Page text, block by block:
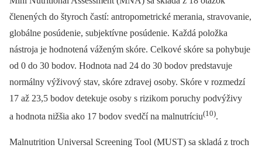
členených do štyroch častí: antropometrické merania, stravovanie,
globálne posúdenie, subjektívne posúdenie. Každá položka
nástroja je hodnotená váženým skóre. Celkové skóre sa pohybuje
od 0 do 30 bodov. Hodnota nad 24 do 30 bodov predstavuje
normálny výživový stav, skóre zdravej osoby. Skóre v rozmedzí
17 až 23,5 bodov detekuje osoby s rizikom poruchy podvýživy
a hodnota nižšia ako 17 bodov svedčí na malnutríciu(10).
Malnutrition Universal Screening Tool (MUST) sa skladá z troch